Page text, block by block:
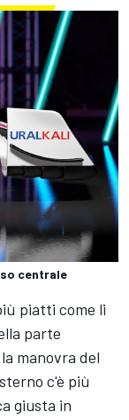
centrale
piatti come li
parte
manovra del
c'è più
giusta in